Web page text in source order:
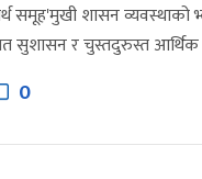
समूह'मुखी शासन व्यवस्थाको
सुशासन र चुस्तदुरुस्त आर्थिक
0